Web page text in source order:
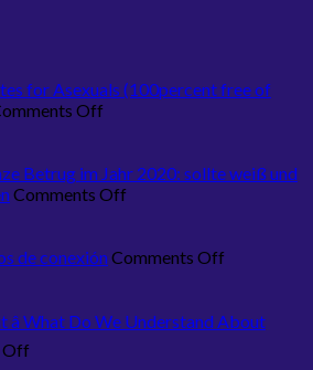
for Asexuals (100percent free of
Off
Dating
Sites
(100percent
charge
Betrug im Jahr 2020: sollte weiß und
Comments Off
Betrug
2020:
de conexión Comments Off
de
â What Do We Understand About
Off